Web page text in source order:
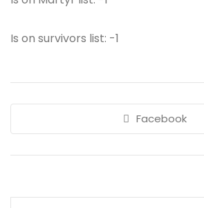
Is on survivors list: -1
Facebook